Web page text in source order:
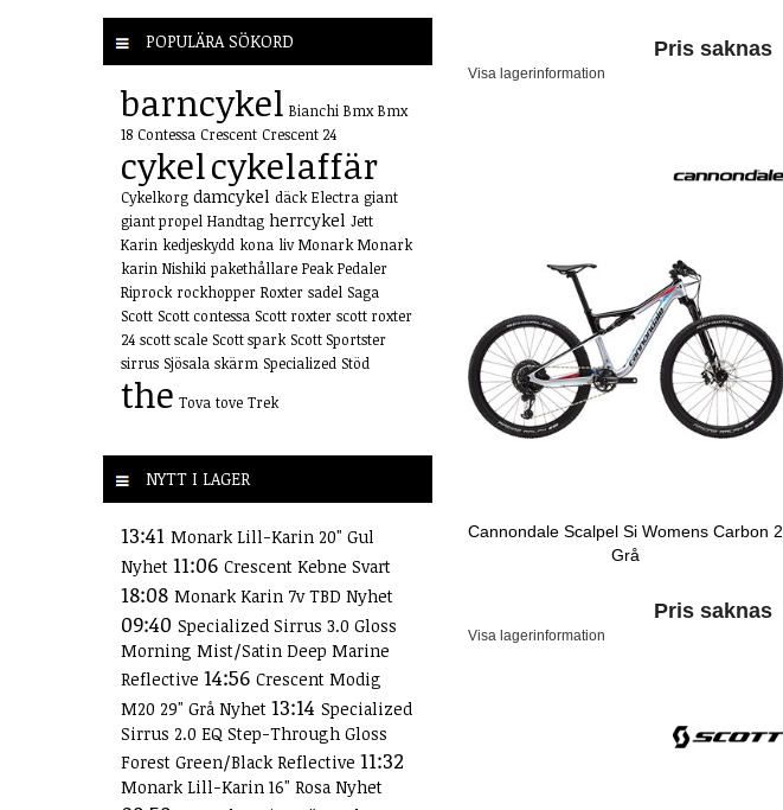
POPULÄRA SÖKORD
barncykel Bianchi Bmx Bmx
18 Contessa Crescent Crescent 24
cykelcykelaffär
Cykelkorg damcykel däck Electra giant
giant propel Handtag herrcykel Jett
Karin kedjeskydd kona liv Monark Monark
karin Nishiki pakethållare Peak Pedaler
Riprock rockhopper Roxter sadel Saga
Scott Scott contessa Scott roxter scott roxter
24 scott scale Scott spark Scott Sportster
sirrus Sjösala skärm Specialized Stöd
the Tova tove Trek
NYTT I LAGER
13:41 Monark Lill-Karin 20" Gul
Nyhet 11:06 Crescent Kebne Svart
18:08 Monark Karin 7v TBD Nyhet
09:40 Specialized Sirrus 3.0 Gloss
Morning Mist/Satin Deep Marine
Reflective 14:56 Crescent Modig
M20 29" Grå Nyhet 13:14 Specialized
Sirrus 2.0 EQ Step-Through Gloss
Forest Green/Black Reflective 11:32
Monark Lill-Karin 16" Rosa Nyhet
Pris saknas
Visa lagerinformation
Cannondale Scalpel Si Womens Carbon 2
Grå
Pris saknas
Visa lagerinformation